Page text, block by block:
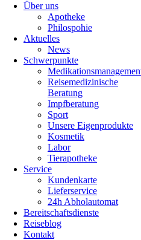
Über uns
Apotheke
Philospohie
Aktuelles
News
Schwerpunkte
Reisemedizinische
Beratung
Impfberatung
Sport
Unsere Eigenprodukte
Kosmetik
Labor
Tierapotheke
Service
Kundenkarte
Lieferservice
24h Abholautomat
Bereitschaftsdienste
Reiseblog
Kontakt